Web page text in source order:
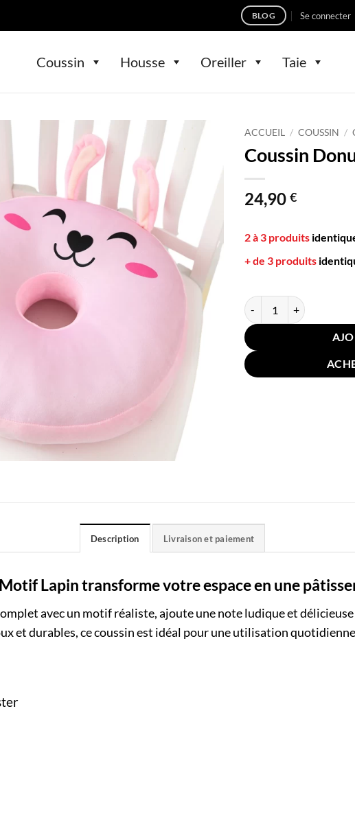
BLOG Se connecter
Coussin Housse Oreiller Taie
ACCUEIL / COUSSIN /
Coussin
24,90 €
2 à 3 produits
+ de 3 produits
quantité de Coussin
Description Livraison et paiement
Lapin transforme votre espace en une
avec un motif réaliste, ajoute une note ludique et délicieuse
et durables, ce coussin est idéal pour une utilisation